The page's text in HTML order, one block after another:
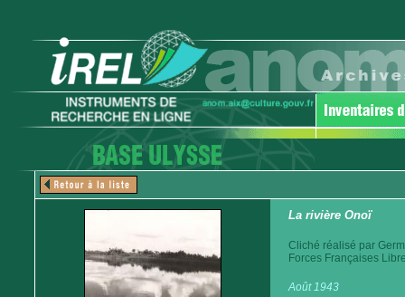
La rivière Onoï
Cliché réalisé par
Forces Françaises
Août 1943